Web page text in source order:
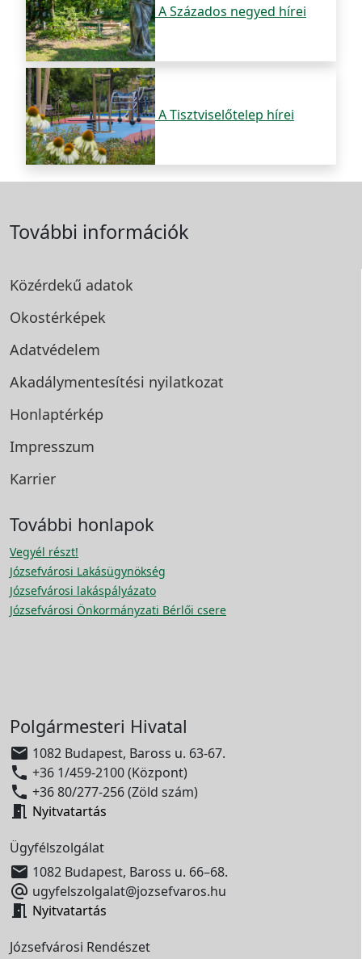
A Százados negyed hírei
A Tisztviselőtelep hírei
További információk
Közérdekű adatok
Okostérképek
Adatvédelem
Akadálymentesítési nyilatkozat
Honlaptérkép
Impresszum
Karrier
További honlapok
Vegyél részt!
Józsefvárosi Lakásügynökség
Józsefvárosi lakáspályázato
Józsefvárosi Önkormányzati Bérlői csere
Polgármesteri Hivatal
 1082 Budapest, Baross u. 63-67.
 +36 1/459-2100 (Központ)
 +36 80/277-256 (Zöld szám)
 Nyitvatartás
Ügyfélszolgálat
 1082 Budapest, Baross u. 66–68.
 ugyfelszolgalat@jozsefvaros.hu
 Nyitvatartás
Józsefvárosi Rendészet